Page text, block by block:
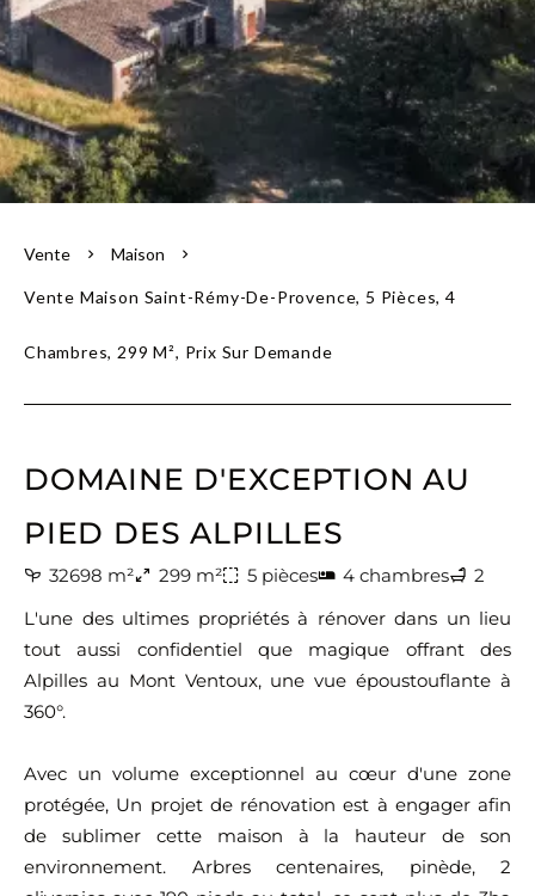
Vente Maison
Vente Maison Saint-Rémy-De-Provence, 5 Pièces, 4
Chambres, 299 M², Prix Sur Demande
DOMAINE D'EXCEPTION AU
PIED DES ALPILLES
32698 m² 299 m² 5 pièces 4 chambres
2
L'une des ultimes propriétés à rénover dans un lieu
tout aussi confidentiel que magique offrant des
Alpilles au Mont Ventoux, une vue époustouflante à
360°.
Avec un volume exceptionnel au cœur d'une zone
protégée, Un projet de rénovation est à engager afin
de sublimer cette maison à la hauteur de son
environnement. Arbres centenaires, pinède, 2